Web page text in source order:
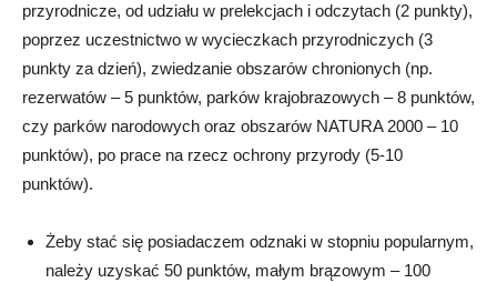
przyrodnicze, od udziału w prelekcjach i odczytach (2 punkty),
poprzez uczestnictwo w wycieczkach przyrodniczych (3
punkty za dzień), zwiedzanie obszarów chronionych (np.
rezerwatów – 5 punktów, parków krajobrazowych – 8 punktów,
czy parków narodowych oraz obszarów NATURA 2000 – 10
punktów), po prace na rzecz ochrony przyrody (5-10
punktów).
Żeby stać się posiadaczem odznaki w stopniu popularnym,
należy uzyskać 50 punktów, małym brązowym – 100